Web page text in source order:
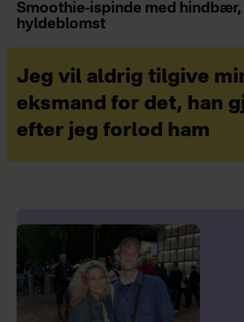
Smoothie-ispinde med hindbær,
hyldeblomst
Jeg vil aldrig tilgive
eksmand for det, han
efter jeg forlod ham